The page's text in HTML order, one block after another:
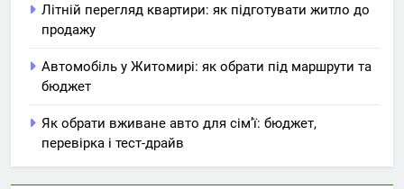
Літній перегляд квартири: як підготувати житло до
продажу
Автомобіль у Житомирі: як обрати під маршрути та
бюджет
Як обрати вживане авто для сім’ї: бюджет,
перевірка і тест-драйв